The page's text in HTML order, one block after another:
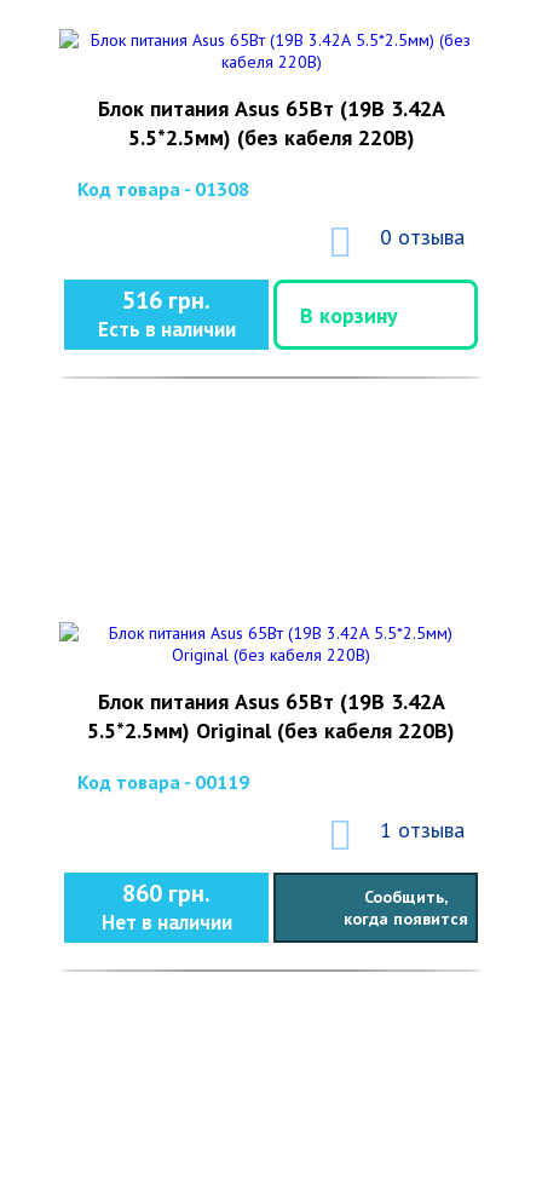
Блок питания Asus 65Вт (19В 3.42А
5.5*2.5мм) (без кабеля 220В)
Код товара - 01308
0 отзыва
516 грн.
Есть в наличии
В корзину
Блок питания Asus 65Вт (19В 3.42А
5.5*2.5мм) Original (без кабеля 220В)
Код товара - 00119
1 отзыва
860 грн.
Нет в наличии
Сообщить,
когда появится